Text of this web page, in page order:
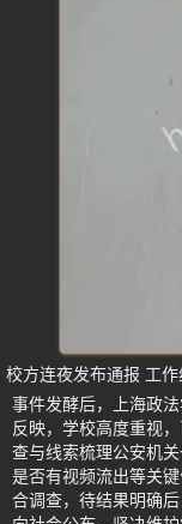
校方连夜发布通报 工
事件发酵后，上海政
反映，学校高度重视
查与线索梳理公安机
是否有视频流出等关
合调查，待结果明确